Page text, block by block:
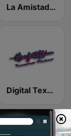
La Amistad Sonidera
Digital Texcoco Radio